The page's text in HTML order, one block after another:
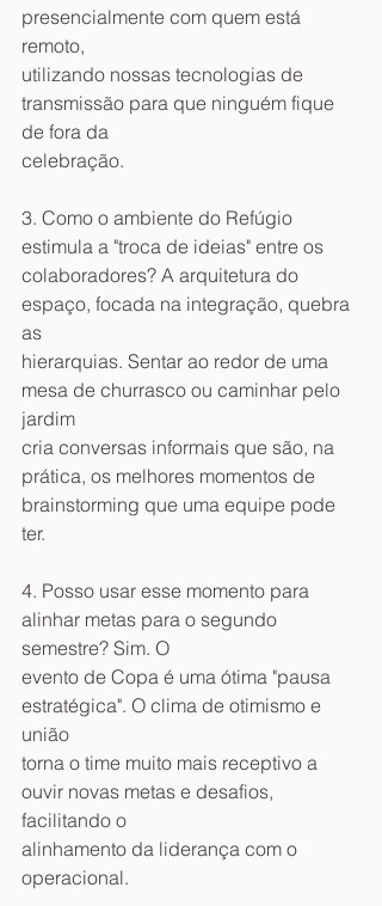
presencialmente com quem está
remoto,
utilizando nossas tecnologias de
transmissão para que ninguém fique
de fora da
celebração.
3. Como o ambiente do Refúgio
estimula a "troca de ideias" entre os
colaboradores? A arquitetura do
espaço, focada na integração, quebra
as
hierarquias. Sentar ao redor de uma
mesa de churrasco ou caminhar pelo
jardim
cria conversas informais que são, na
prática, os melhores momentos de
brainstorming que uma equipe pode
ter.
4. Posso usar esse momento para
alinhar metas para o segundo
semestre? Sim. O
evento de Copa é uma ótima "pausa
estratégica". O clima de otimismo e
união
torna o time muito mais receptivo a
ouvir novas metas e desafios,
facilitando o
alinhamento da liderança com o
operacional.